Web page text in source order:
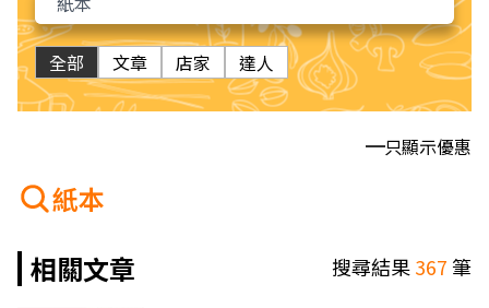
全部 文章 店家 達人
只顯示優惠
紙本
相關文章
搜尋結果367筆